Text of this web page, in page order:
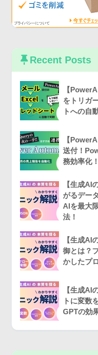
Recent Posts
【
をトリガ
トへの自
【
送付！
務効率化！
【生成AI
がるデー
AIを最大
法！
【生成AI
御とは？
かしたプ
【生成AI
トに変数
GPTの効